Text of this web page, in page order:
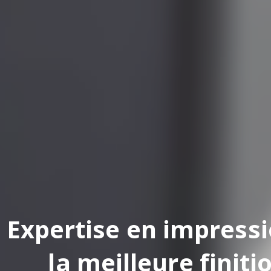
en
la meilleure finition